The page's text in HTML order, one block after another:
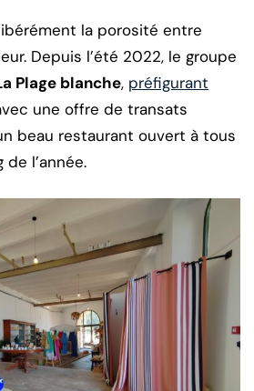
la porosité entre
Depuis l’été 2022, le groupe
Plage blanche, préfigurant
une offre de transats
beau restaurant ouvert à tous
l’année.